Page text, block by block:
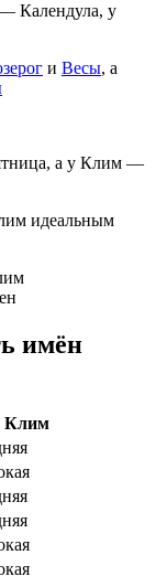
Календула, у
и Весы, а
а у Клим —
идеальным
имён
Клим